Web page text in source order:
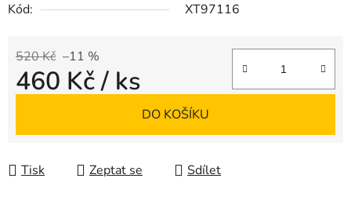
Kód:
XT97116
520 Kč –11 %
460 Kč/ ks
DO KOŠÍKU
Tisk Zeptat se Sdílet